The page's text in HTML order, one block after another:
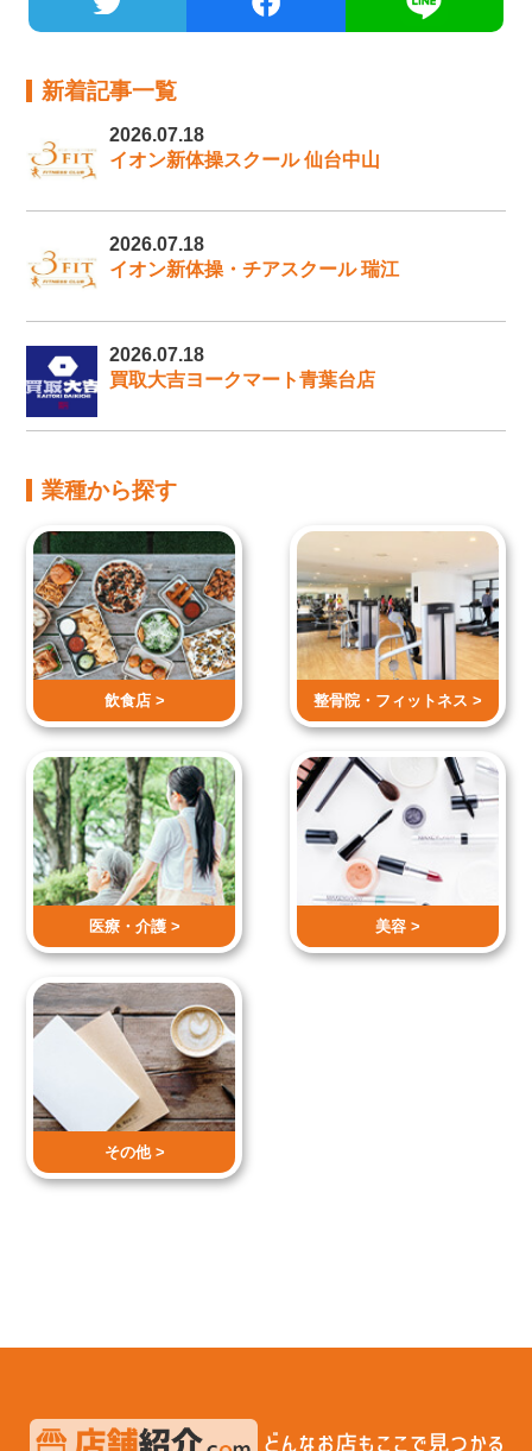
新着記事一覧
2026.07.18
イオン新体操スクール 仙台中山
2026.07.18
イオン新体操・チアスクール 瑞江
2026.07.18
買取大吉ヨークマート青葉台店
業種から探す
飲食店 > 整骨院・ フィットネス >
医療・介護 > 美容 >
その他 >